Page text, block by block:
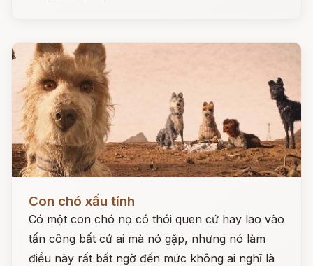
Con chó xấu tính
Có một con chó nọ có thói quen cứ hay lao vào
tấn công bất cứ ai mà nó gặp, nhưng nó làm
điều này rất bất ngờ đến mức không ai nghĩ là